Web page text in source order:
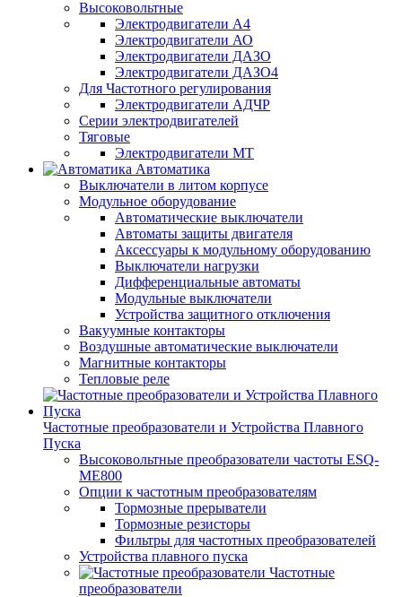
Высоковольтные
Электродвигатели А4
Электродвигатели АО
Электродвигатели ДАЗО
Электродвигатели ДАЗО4
Для Частотного регулирования
Электродвигатели АДЧР
Серии электродвигателей
Тяговые
Электродвигатели МТ
Автоматика
Выключатели в литом корпусе
Модульное оборудование
Автоматические выключатели
Автоматы защиты двигателя
Аксессуары к модульному оборудованию
Выключатели нагрузки
Дифференциальные автоматы
Модульные выключатели
Устройства защитного отключения
Вакуумные контакторы
Воздушные автоматические выключатели
Магнитные контакторы
Тепловые реле
Частотные преобразователи и Устройства Плавного
Пуска
Высоковольтные преобразователи частоты ESQ-
ME800
Опции к частотным преобразователям
Тормозные прерыватели
Тормозные резисторы
Фильтры для частотных преобразователей
Устройства плавного пуска
Частотные
преобразователи